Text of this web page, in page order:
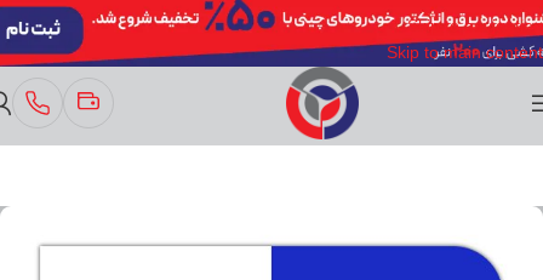
Skip to navigation
Skip to main content